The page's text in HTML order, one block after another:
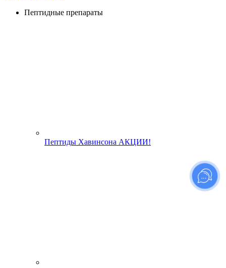
Пептидные препараты
Пептиды Хавинсона АКЦИИ!